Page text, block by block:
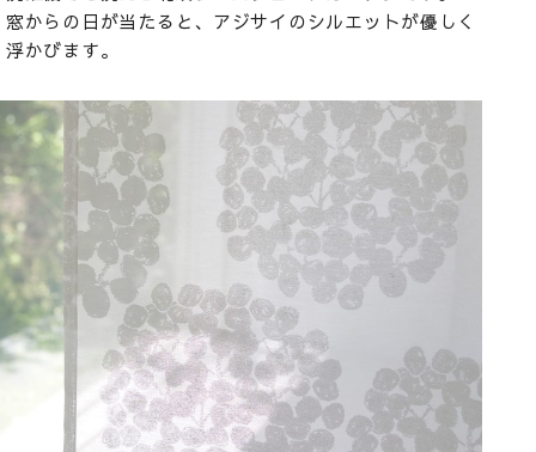
窓からの日が当たると、アジサイのシルエットが優しく
浮かびます。